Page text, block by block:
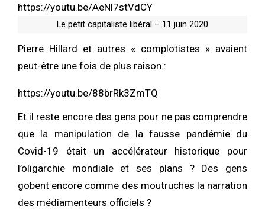
https://youtu.be/AeNl7stVdCY
Le petit capitaliste libéral – 11 juin 2020
Pierre Hillard et autres « complotistes » avaient
peut-être une fois de plus raison :
https://youtu.be/88brRk3ZmTQ
Et il reste encore des gens pour ne pas comprendre
que la manipulation de la fausse pandémie du
Covid-19 était un accélérateur historique pour
l’oligarchie mondiale et ses plans ? Des gens
gobent encore comme des moutruches la narration
des médiamenteurs officiels ?